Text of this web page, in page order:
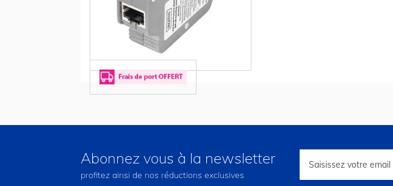
Abonnez vous à la newsletter
profitez ainsi de nos réductions exclusives
lettre